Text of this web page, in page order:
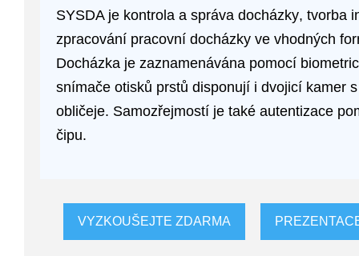
SYSDA je kontrola a správa docházky, tvorba
zpracování pracovní docházky ve vhodných
Docházka je zaznamenávána pomocí
snímače otisků prstů disponují i dvojicí kamer
obličeje. Samozřejmostí je také autentizace
čipu.
VYZKOUŠEJTE ZDARMA